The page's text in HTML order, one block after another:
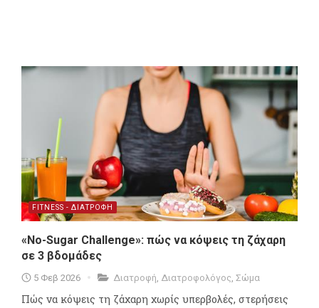
FITNESS - ΔΙΑΤΡΟΦΗ
«No-Sugar Challenge»: πώς να κόψεις τη ζάχαρη
σε 3 βδομάδες
5 Φεβ 2026 Διατροφή, Διατροφολόγος, Σώμα
Πώς να κόψεις τη ζάχαρη χωρίς υπερβολές, στερήσεις